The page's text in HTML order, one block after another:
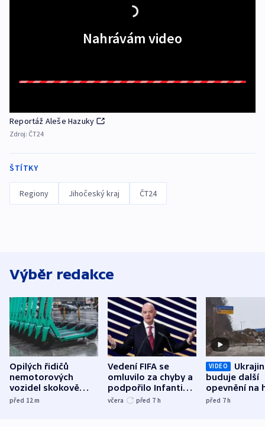
Nahrávám video
Reportáž Aleše Hazuky
Zdroj: ČT24
ŠTÍTKY
Regiony Jihočeský kraj ČT24
Výběr redakce
Opilých řidičů
nemotorových
vozidel skokově
přibylo, nejvíc ve
před 12m
Vedení FIFA se
omluvilo za chyby a
podpořilo Infantina.
UEFA trvá na
včera před 7 h
VIDEO
buduje další
opevnění na
s Běloruskem
před 7h